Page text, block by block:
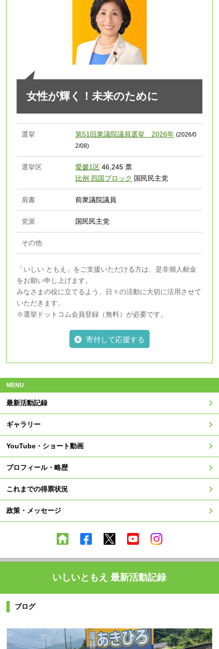
女性が輝く！未来のために
選挙 第51回衆議院議員選挙 2026年 (2026/0
2/08)
選挙区 愛媛1区 46,245 票
比例 四国ブロック 国民民主党
肩書 前衆議院議員
党派 国民民主党
その他
「いしい ともえ」をご支援いただける方は、是非個人献金
をお願い申し上げます。
みなさまの役に立てるよう、日々の活動に大切に活用させて
いただきます。
※選挙ドットコム会員登録（無料）が必要です。
寄付して応援する
MENU
最新活動記録
ギャラリー
YouTube・ショート動画
プロフィール・略歴
これまでの得票状況
政策・メッセージ
いしいともえ 最新活動記録
ブログ